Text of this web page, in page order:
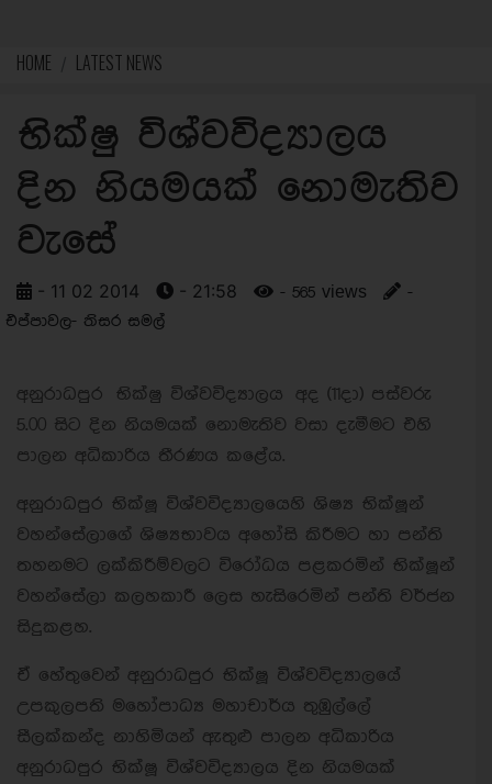
HOME LATEST NEWS
භික්ෂු විශ්වවිද්‍යාලය
දින නියමයක් නොමැතිව
වැසේ
- 11 02 2014 - 21:58 - 565 views
-
එප්පාවල- තිසර සමල්
අනුරාධපුර භික්ෂු විශ්වවිද්‍යාලය අද (11දා) පස්වරු
5.00 සිට දින නියමයක් නොමැතිව වසා දැමීමට එහි
පාලන අධිකාරිය තීරණය කළේය.
අනුරාධපුර භික්ෂූ විශ්වවිද්‍යාලයෙහි ශිෂ්‍ය භික්ෂූන්
වහන්සේලාගේ ශිෂ්‍යභාවය අහෝසි කිරීමට හා පන්ති
තහනමට ලක්කිරීම්වලට විරෝධය පළකරමින් භික්ෂූන්
වහන්සේලා කලහකාරී ලෙස හැසිරෙමින් පන්ති වර්ජන
සිදුකළහ.
ඒ හේතුවෙන් අනුරාධපුර භික්ෂූ විශ්වවිද්‍යාලයේ
උපකුලපති මහෝපාධ්‍ය මහාචාර්ය තුඹුල්ලේ
සීලක්කන්ද නාහිමියන් ඇතුළු පාලන අධිකාරිය
අනුරාධපුර භික්ෂූ විශ්වවිද්‍යාලය දින නියමයක්